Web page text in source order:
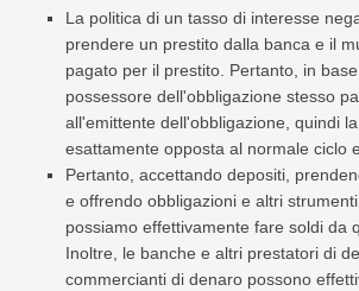
La politica di un tasso di interesse
prendere un prestito dalla banca e il
pagato per il prestito. Pertanto, in
possessore dell'obbligazione stesso
all'emittente dell'obbligazione, quindi
esattamente opposta al normale ciclo
Pertanto, accettando depositi,
e offrendo obbligazioni e altri strumenti
possiamo effettivamente fare soldi da
Inoltre, le banche e altri prestatori di
commercianti di denaro possono